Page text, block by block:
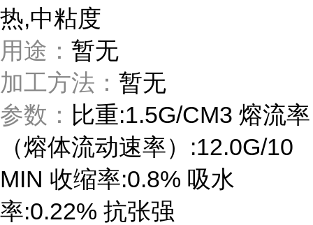
热,中粘度
用途： 暂无
加工方法： 暂无
参数： 比重:1.5G/CM3 熔流率
（熔体流动速率）:12.0G/10
MIN 收缩率:0.8% 吸水
率:0.22% 抗张强